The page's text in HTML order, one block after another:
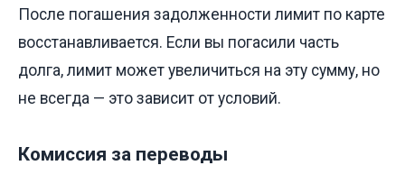
После погашения задолженности лимит по карте
восстанавливается. Если вы погасили часть
долга, лимит может увеличиться на эту сумму, но
не всегда — это зависит от условий.
Комиссия за переводы